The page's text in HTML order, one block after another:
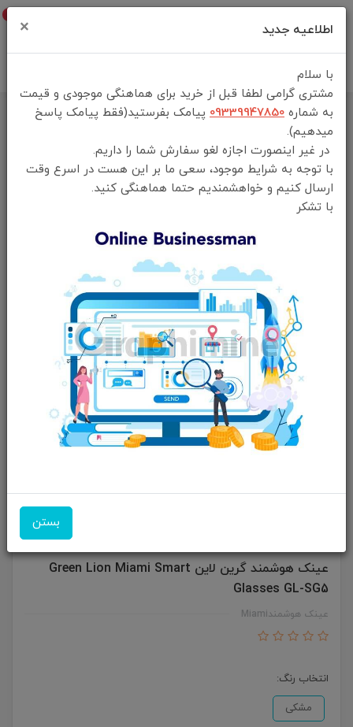
خانه
فهرست محصولات
عینک هوشمند گرین لاین Green Lion Miami Smart Glasses GL-SG5
عینک هوشمند گرین لاین Green Lion Miami Smart
Glasses GL-SG5
عینک هوشمندMiami
انتخاب رنگ:
مشکی
اطلاعیه جدید ×
با سلام
مشتری گرامی لطفا قبل از خرید برای هماهنگی موجودی و قیمت
به شماره 09339947850 پیامک بفرستید(فقط پیامک پاسخ
میدهیم).
در غیر اینصورت اجازه لغو سفارش شما را داریم.
با توجه به شرایط موجود، سعی ما بر این هست در اسرع وقت
ارسال کنیم و خواهشمندیم حتما هماهنگی کنید.
با تشکر
بستن